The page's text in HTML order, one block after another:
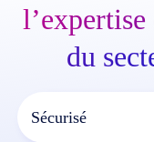
l’expertise
du
Sécurisé